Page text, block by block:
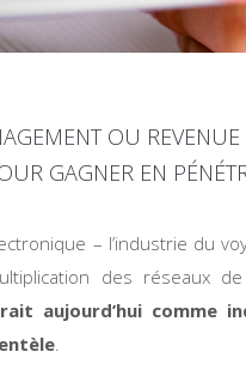
OU
GAGNER EN
– l’industrie du
des réseaux de
aujourd’hui comme
.